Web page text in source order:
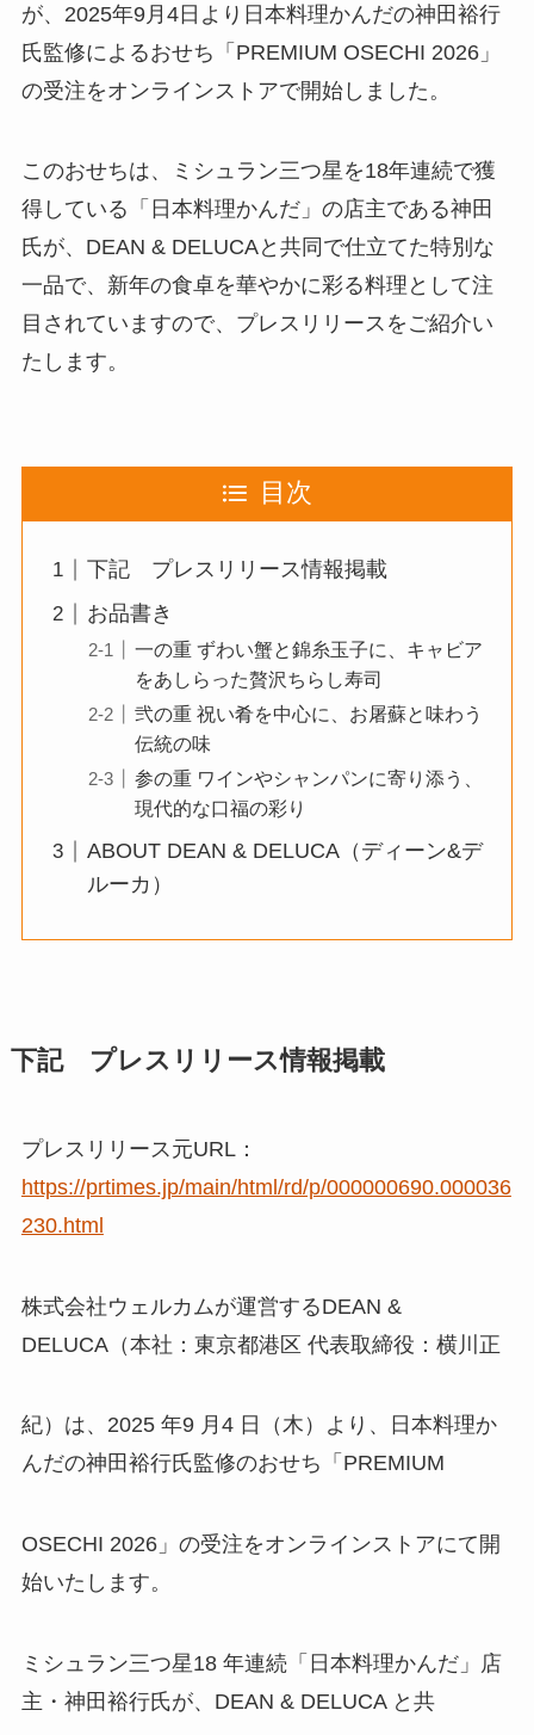
が、2025年9月4日より日本料理かんだの神田裕行
氏監修によるおせち「PREMIUM OSECHI 2026」
の受注をオンラインストアで開始しました。
このおせちは、ミシュラン三つ星を18年連続で獲
得している「日本料理かんだ」の店主である神田
氏が、DEAN & DELUCAと共同で仕立てた特別な
一品で、新年の食卓を華やかに彩る料理として注
目されていますので、プレスリリースをご紹介い
たします。
目次
下記 プレスリリース情報掲載
お品書き
一の重 ずわい蟹と錦糸玉子に、キャビア
をあしらった贅沢ちらし寿司
弐の重 祝い肴を中心に、お屠蘇と味わう
伝統の味
参の重 ワインやシャンパンに寄り添う、
現代的な口福の彩り
ABOUT DEAN & DELUCA（ディーン&デ
ルーカ）
下記 プレスリリース情報掲載
プレスリリース元URL：
https://prtimes.jp/main/html/rd/p/000000690.000036
230.html
株式会社ウェルカムが運営するDEAN &
DELUCA（本社：東京都港区 代表取締役：横川正
紀）は、2025 年9 月4 日（木）より、日本料理か
んだの神田裕行氏監修のおせち「PREMIUM
OSECHI 2026」の受注をオンラインストアにて開
始いたします。
ミシュラン三つ星18 年連続「日本料理かんだ」店
主・神田裕行氏が、DEAN & DELUCA と共